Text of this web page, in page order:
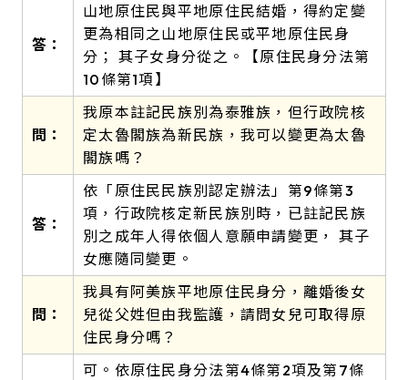
答：
山地原住民與平地原住民結婚，得約定變
更為相同之山地原住民或平地原住民身
分； 其子女身分從之。【原住民身分法第
10條第1項】
問：
我原本註記民族別為泰雅族，但行政院核
定太魯閣族為新民族，我可以變更為太魯
閣族嗎？
答：
依「原住民民族別認定辦法」第9條第3
項，行政院核定新民族別時，已註記民族
別之成年人得依個人意願申請變更， 其子
女應隨同變更。
問：
我具有阿美族平地原住民身分，離婚後女
兒從父姓但由我監護，請問女兒可取得原
住民身分嗎？
可。依原住民身分法第4條第2項及第7條